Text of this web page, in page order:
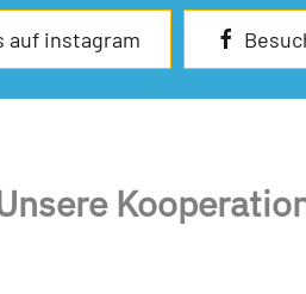
auf instagram